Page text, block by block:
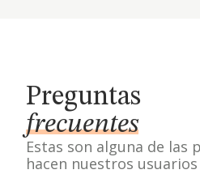
Preguntas
frecuentes
Estas son alguna de las
hacen nuestros usuarios